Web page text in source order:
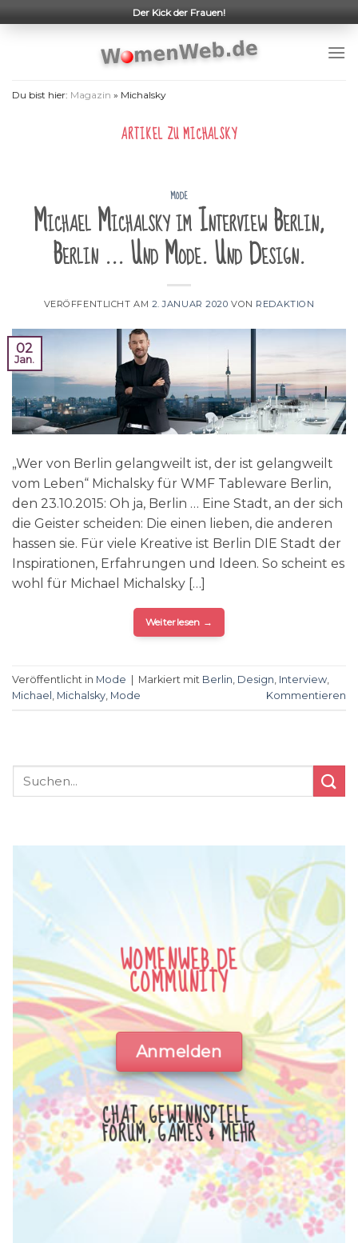
to
Der Kick der Frauen!
Du bist hier: Magazin » Michalsky
ARTIKEL ZUMICHALSKY
MODE
Michael Michalsky im Interview Berlin,
Berlin … Und Mode. Und Design.
VERÖFFENTLICHT AM 2. JANUAR 2020 VON REDAKTION
02
Jan.
„Wer von Berlin gelangweilt ist, der ist gelangweilt
vom Leben“ Michalsky für WMF Tableware Berlin,
den 23.10.2015: Oh ja, Berlin … Eine Stadt, an der sich
die Geister scheiden: Die einen lieben, die anderen
hassen sie. Für viele Kreative ist Berlin DIE Stadt der
Inspirationen, Erfahrungen und Ideen. So scheint es
wohl für Michael Michalsky […]
Weiterlesen →
Veröffentlicht in Mode | Markiert mit Berlin Design Interview
Michael Michalsky Mode Kommentieren
WOMENWEB.DE
COMMUNITY
Anmelden
CHAT, GEWINNSPIELE,
FORUM, GAMES & MEHR